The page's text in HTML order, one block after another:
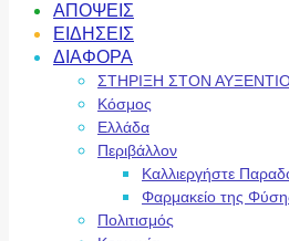
ΑΠΟΨΕΙΣ
ΕΙΔΗΣΕΙΣ
ΔΙΑΦΟΡΑ
ΣΤΗΡΙΞΗ ΣΤΟΝ
Κόσμος
Ελλάδα
Περιβάλλον
Καλλιεργήστε
Φαρμακείο της
Πολιτισμός